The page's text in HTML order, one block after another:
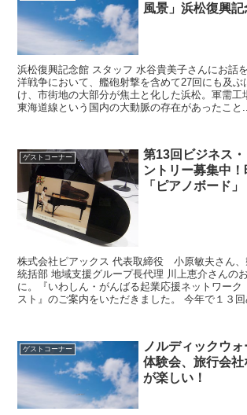
風景」浜松復興
浜松復興記念館 スタッフ 水谷貴美子さんにお話
洋戦争において、艦砲射撃を含めて27回にも及ぶ
け、市街地の大部分が焦土と化した浜松。軍需工
東海道線という国内の大動脈の存在があったこと...
ゲストコーナー
第13回ビジネス
ントリー募集中
「ピアノボード」
株式会社ピアックス 代表取締役 小原敏夫さん
統括部 地域支援グループ長代理 川上恵介さんの
に。『いわしん・がんばる起業応援ネットワー
スト』のご案内をいただきました。 今年で１３回
ゲストコーナー
ノルディックウ
体験会、旅行会
が楽しい！